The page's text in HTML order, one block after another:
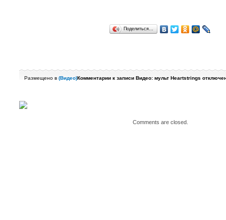
Поделиться…
Размещено в (Видео)Комментарии к записи Видео: мульт Heartstrings
Comments are closed.